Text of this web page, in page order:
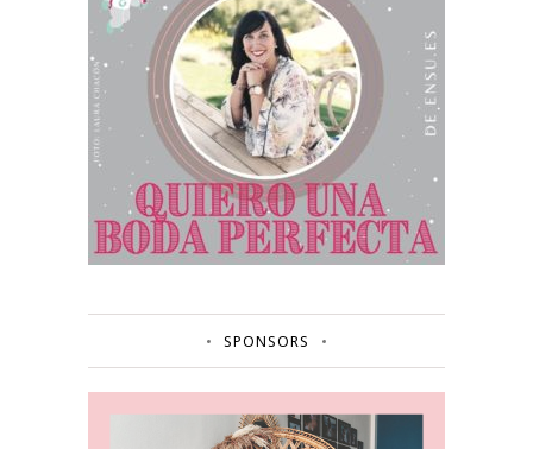
SPONSORS